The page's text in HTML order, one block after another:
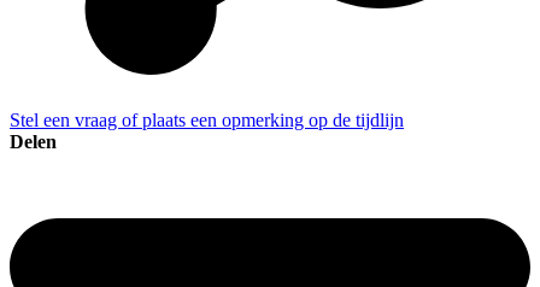
Stel een vraag of plaats een opmerking op de tijdlijn
Delen